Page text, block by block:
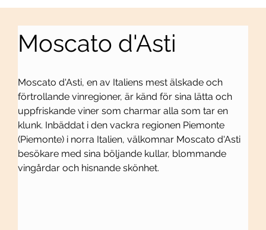
Moscato d'Asti
Moscato d'Asti, en av Italiens mest älskade och
förtrollande vinregioner, är känd för sina lätta och
uppfriskande viner som charmar alla som tar en
klunk. Inbäddat i den vackra regionen Piemonte
(Piemonte) i norra Italien, välkomnar Moscato d'Asti
besökare med sina böljande kullar, blommande
vingårdar och hisnande skönhet.